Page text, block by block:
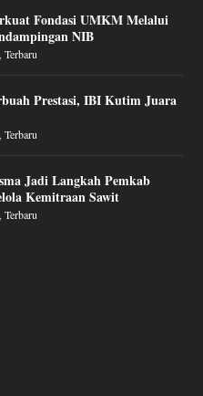
Fondasi UMKM Melalui
NIB
,Terbaru
Prestasi, IBI Kutim Juara
,Terbaru
Jadi Langkah Pemkab
Kemitraan Sawit
,Terbaru